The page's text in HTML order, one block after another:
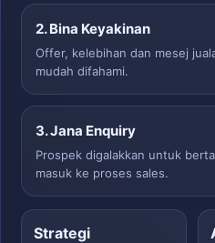
2. Bina Keyakinan
Offer, kelebihan dan mesej
mudah difahami.
3. Jana Enquiry
Prospek digalakkan untuk
masuk ke proses sales.
Strategi